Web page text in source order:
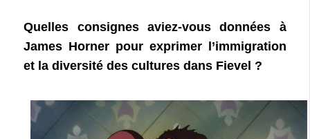
Quelles consignes aviez-vous données à
James Horner pour exprimer l’immigration
et la diversité des cultures dans Fievel ?